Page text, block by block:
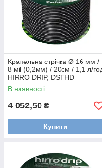
Крапельна стрічка Ø 16 мм /
8 мil (0,2мм) / 20см / 1,1 л/
HIRRO DRIP, DSTHD
16081120-1000
В наявності
4 052,50 ₴
Купити